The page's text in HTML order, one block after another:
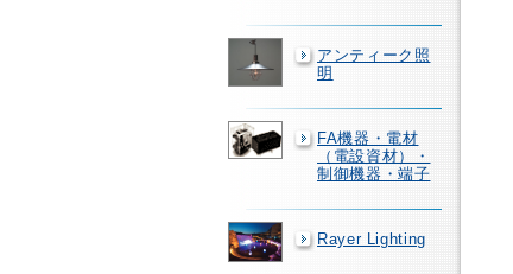
アンティーク照
明
FA機器・電材
（電設資材）・
制御機器・端子
Rayer Lighting